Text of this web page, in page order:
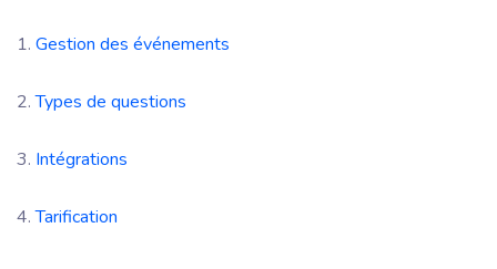
1. Gestion des événements
2.Types de questions
3. Intégrations
4.Tarification